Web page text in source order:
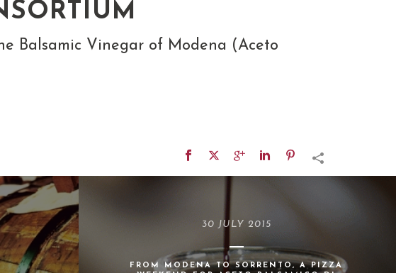
Balsamic Vinegar of Modena (Aceto
30 JULY 2015
FROM MODENA TO SORRENTO, A PIZZA